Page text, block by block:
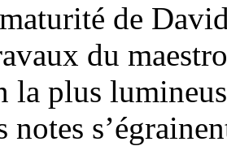
de
du
la plus
notes